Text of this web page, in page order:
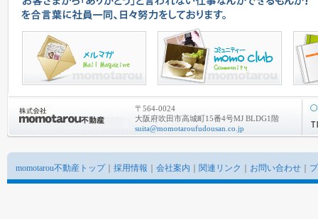
〒564-0024
大阪府吹田市高城町15番4号MJ BLDG1階
suita@momotaroufudousan.co.jp
momotarou不動産トップ｜ 採用情報 会社案内 関連リンク お問い合わせ